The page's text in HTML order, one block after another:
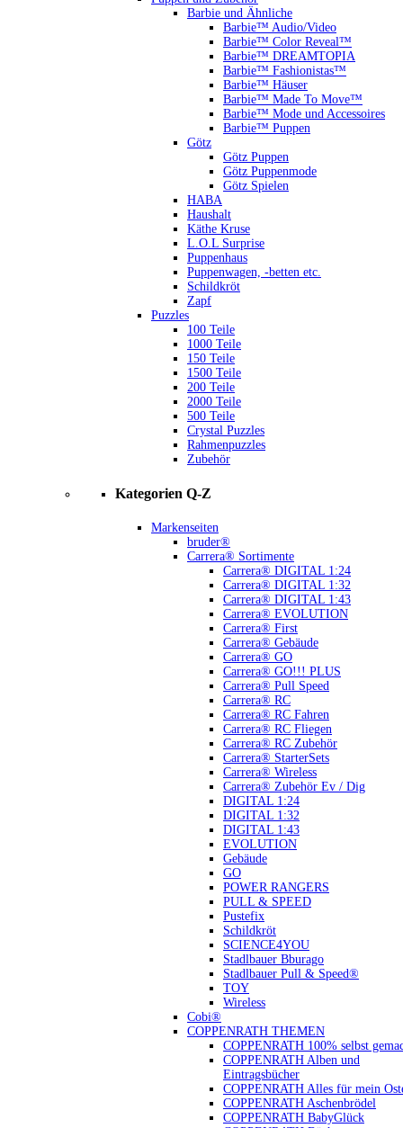
Barbie und Ähnliche
Barbie™ Audio/Video
Barbie™ Color Reveal™
Barbie™ DREAMTOPIA
Barbie™ Fashionistas™
Barbie™ Häuser
Barbie™ Made To Move™
Barbie™ Mode und Accessoires
Barbie™ Puppen
Götz
Götz Puppen
Götz Puppenmode
Götz Spielen
HABA
Haushalt
Käthe Kruse
L.O.L Surprise
Puppenhaus
Puppenwagen, -betten etc.
Schildkröt
Zapf
Puzzles
100 Teile
1000 Teile
150 Teile
1500 Teile
200 Teile
2000 Teile
500 Teile
Crystal Puzzles
Rahmenpuzzles
Zubehör
Kategorien Q-Z
Markenseiten
bruder®
Carrera® Sortimente
Carrera® DIGITAL 1:24
Carrera® DIGITAL 1:32
Carrera® DIGITAL 1:43
Carrera® EVOLUTION
Carrera® First
Carrera® Gebäude
Carrera® GO
Carrera® GO!!! PLUS
Carrera® Pull Speed
Carrera® RC
Carrera® RC Fahren
Carrera® RC Fliegen
Carrera® RC Zubehör
Carrera® StarterSets
Carrera® Wireless
Carrera® Zubehör Ev / Dig
DIGITAL 1:24
DIGITAL 1:32
DIGITAL 1:43
EVOLUTION
Gebäude
GO
POWER RANGERS
PULL & SPEED
Pustefix
Schildkröt
SCIENCE4YOU
Stadlbauer Bburago
Stadlbauer Pull & Speed®
TOY
Wireless
Cobi®
COPPENRATH THEMEN
COPPENRATH 100% selbst
COPPENRATH Alben und
Eintragsbücher
COPPENRATH Alles für mein
COPPENRATH Aschenbrödel
COPPENRATH BabyGlück